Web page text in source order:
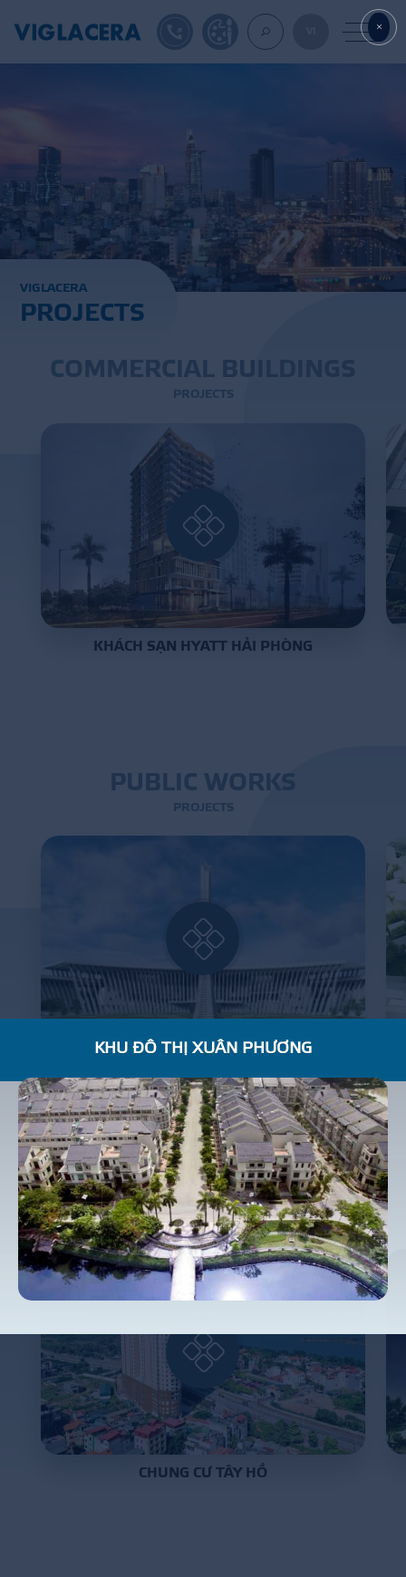
TILES
AAC
NEWS - EVENTS
CONTACT -
1900561582DESIGN TOOL
VIGLACERA
PROJECTS
COMMERCIAL BU
PROJECTS
KHÁCH SẠN HYATT HẢI PHÒNG
PUBLIC WORKS
PROJECTS
BẢO TÀNG LỊCH SỬ QUÂN SỰ VIỆT NAM
RESI ENTIAL
PROJECTS
CHUNG CƯ TÂY HỒ
KHU ĐÔ THỊ XUÂN PHƯƠNG